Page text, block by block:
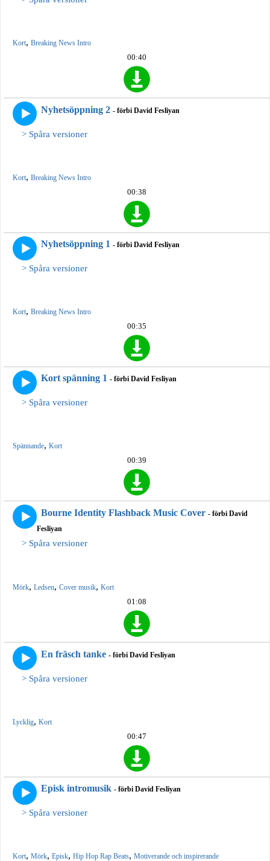
Kort, Breaking News Intro
00:40
Nyhetsöppning 2 - förbi David Fesliyan
> Spåra versioner
Kort, Breaking News Intro
00:38
Nyhetsöppning 1 - förbi David Fesliyan
> Spåra versioner
Kort, Breaking News Intro
00:35
Kort spänning 1 - förbi David Fesliyan
> Spåra versioner
Spännande, Kort
00:39
Bourne Identity Flashback Music Cover - förbi David
Fesliyan
> Spåra versioner
Mörk, Ledsen, Cover musik, Kort
01:08
En fräsch tanke - förbi David Fesliyan
> Spåra versioner
Lycklig, Kort
00:47
Episk intromusik - förbi David Fesliyan
> Spåra versioner
Kort, Mörk, Episk, Hip Hop Rap Beats, Motiverande och inspirerande